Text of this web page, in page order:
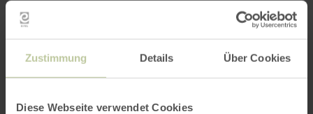
Zustimmung Details Über Cookies
Diese Webseite verwendet Cookies
PLANEN SIE IHRE
ANREISE